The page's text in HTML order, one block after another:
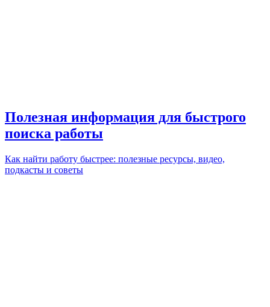
Полезная информация для быстрого
поиска работы
Как найти работу быстрее: полезные ресурсы, видео,
подкасты и советы